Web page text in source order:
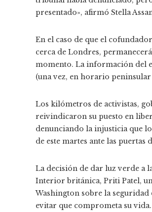
presentado», afirmó Stella
En el caso de que el
cerca de Londres,
momento. La información del
(una vez, en horario
Los kilómetros de activistas,
reivindicaron su puesto en
denunciando la injusticia que
de este martes ante las puertas
La decisión de dar luz verde a
Interior británica, Priti Patel,
Washington sobre la
evitar que comprometa su